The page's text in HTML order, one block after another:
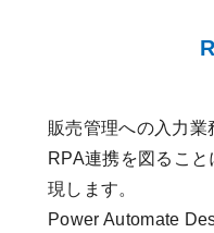
販売管理への入力業
RPA連携を図るこ
現します。
Power Automate